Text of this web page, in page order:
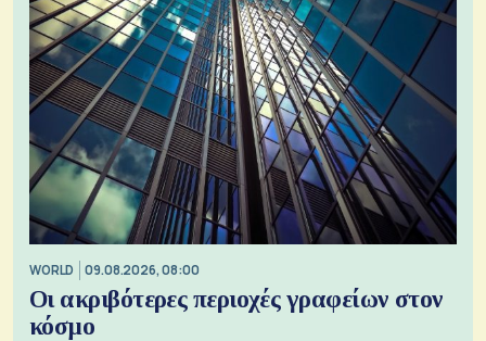
WORLD 09.08.2026, 08:00
Οι ακριβότερες περιοχές γραφείων στον
κόσμο